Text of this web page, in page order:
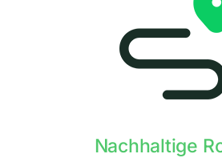
Nachhaltige